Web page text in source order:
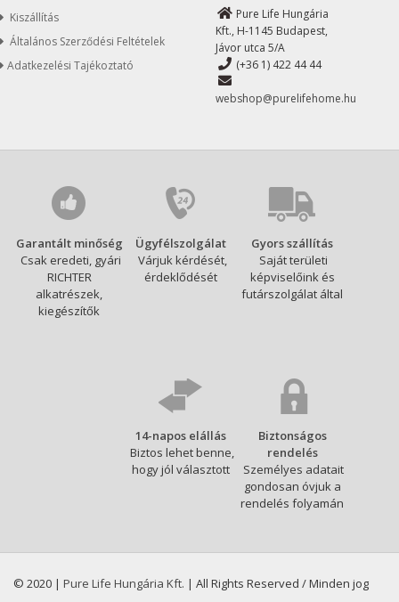
Kiszállítás
Általános Szerződési Feltételek
Adatkezelési Tajékoztató
Pure Life Hungária
Kft., H-1145 Budapest,
Jávor utca 5/A
(+36 1) 422 44 44
webshop@purelifehome.hu
Garantált minőség
Csak eredeti, gyári
RICHTER
alkatrészek,
kiegészítők
Ügyfélszolgálat
Várjuk kérdését,
érdeklődését
Gyors szállítás
Saját területi
képviselőink és
futárszolgálat által
14-napos elállás
Biztos lehet benne,
hogy jól választott
Biztonságos
rendelés
Személyes adatait
gondosan óvjuk a
rendelés folyamán
© 2020 | Pure Life Hungária Kft. | All Rights Reserved / Minden jog